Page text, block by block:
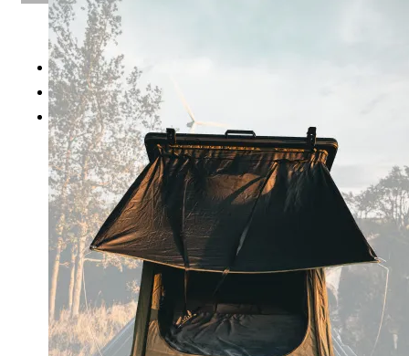
PRODUKTE
KONTAKT
ANFRAGEKORB